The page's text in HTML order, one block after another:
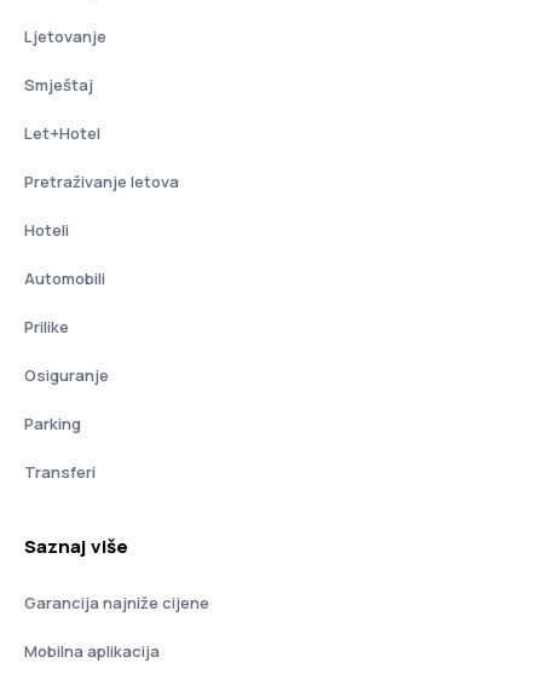
Ljetovanje
Smještaj
Let+Hotel
Pretraživanje letova
Hoteli
Automobili
Prilike
Osiguranje
Parking
Transferi
Saznaj više
Garancija najniže cijene
Mobilna aplikacija